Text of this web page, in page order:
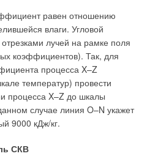
равен отношению
влаги. Угловой
лучей на рамке поля
коэффициентов). Так, для
процесса X–Z
температур) провести
процесса X–Z до шкалы
случае линия O–N укажет
9000 кДж/кг.
СКВ